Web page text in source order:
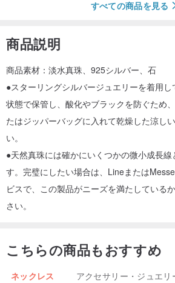
すべての商品を見る
商品説明
商品素材：淡水真珠、925シルバー、石
●スターリングシルバージュエリーを着用
状態で保管し、酸化やブラックを防ぐため
たはジッパーバッグに入れて乾燥した涼し
い。
●天然真珠には確かにいくつかの微小成長線
す。完璧にしたい場合は、Lineまたは
ビスで、この製品がニーズを満たしている
さい。
こちらの商品もおすすめ
ネックレス アクセサリー・ジュエリ